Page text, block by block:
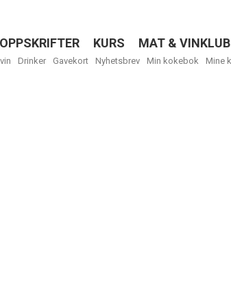
OPPSKRIFTER KURS MAT &
Drinker Gavekort Nyhetsbrev Min kokebok Mine